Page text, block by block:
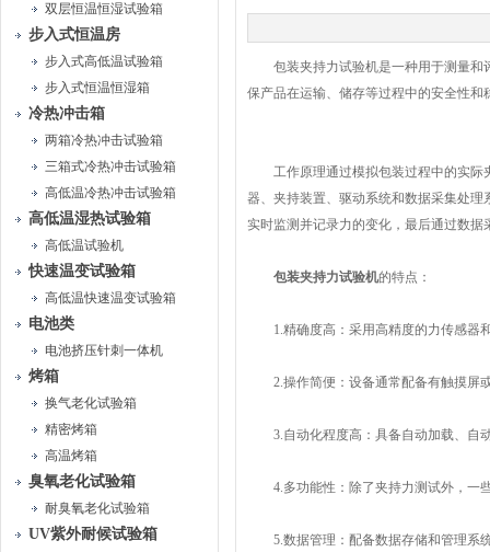
双层恒温恒湿试验箱
步入式恒温房
步入式高低温试验箱
步入式恒温恒湿箱
冷热冲击箱
两箱冷热冲击试验箱
三箱式冷热冲击试验箱
高低温冷热冲击试验箱
高低温湿热试验箱
高低温试验机
快速温变试验箱
高低温快速温变试验箱
电池类
电池挤压针刺一体机
烤箱
换气老化试验箱
精密烤箱
高温烤箱
臭氧老化试验箱
耐臭氧老化试验箱
UV紫外耐候试验箱
包装夹持力试验机是一种用于测量和
保产品在运输、储存等过程中的安全性
工作原理通过模拟包装过程中的实际
器、夹持装置、驱动系统和数据采集处
实时监测并记录力的变化，最后通过数
包装夹持力试验机的特点：
1.精确度高：采用高精度的力传感器
2.操作简便：设备通常配备有触摸屏或
3.自动化程度高：具备自动加载、自
4.多功能性：除了夹持力测试外，一
5.数据管理：配备数据存储和管理系